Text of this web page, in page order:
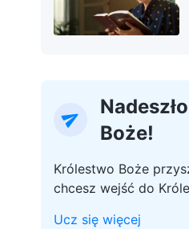
Boże!
Królestwo Boże
chcesz wejść do
Ucz się więcej